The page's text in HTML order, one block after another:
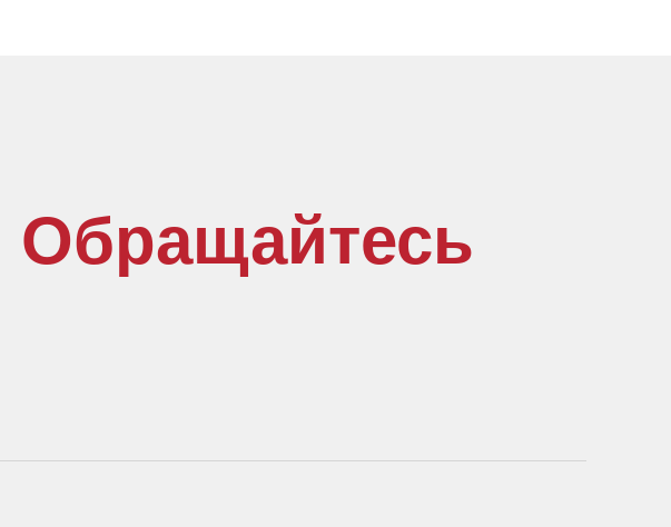
Обращайтесь